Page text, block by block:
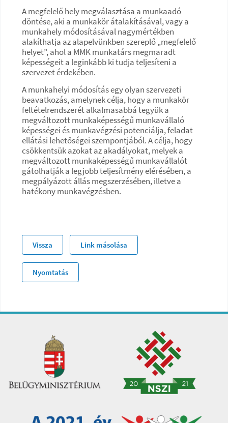
A megfelelő hely megválasztása a munkaadó
döntése, aki a munkakör átalakításával, vagy a
munkahely módosításával nagymértékben
alakíthatja az alapelvünkben szereplő „megfelelő
helyet”, ahol a MMK munkatárs megmaradt
képességeit a leginkább ki tudja teljesíteni a
szervezet érdekében.
A munkahelyi módosítás egy olyan szervezeti
beavatkozás, amelynek célja, hogy a munkakör
feltételrendszerét alkalmasabbá tegyük a
megváltozott munkaképességű munkavállaló
képességei és munkavégzési potenciálja, feladat
ellátási lehetőségei szempontjából. A célja, hogy
csökkentsük azokat az akadályokat, melyek a
megváltozott munkaképességű munkavállalót
gátolhatják a legjobb teljesítmény elérésében, a
megpályázott állás megszerzésében, illetve a
hatékony munkavégzésben.
Vissza Link másolása
Nyomtatás